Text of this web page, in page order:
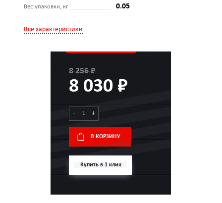
Вес упаковки, кг 0.05
Все характеристики
8 256 ₽
8 030 ₽
- +
В КОРЗИНУ
Купить в 1 клик